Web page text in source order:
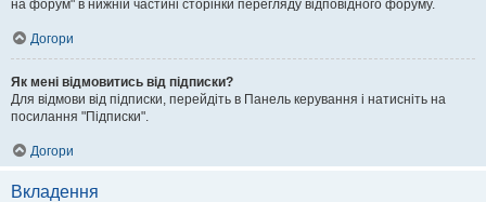
на форум" в нижній частині сторінки перегляду відповідного форуму.
Догори
Як мені відмовитись від підписки?
Для відмови від підписки, перейдіть в Панель керування і натисніть на
посилання "Підписки".
Догори
Вкладення